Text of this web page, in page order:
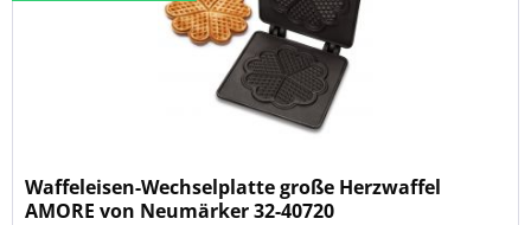
Waffeleisen-Wechselplatte große Herzwaffel
AMORE von Neumärker 32-40720